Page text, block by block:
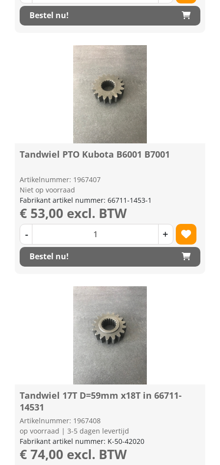
Bestel nu!
Tandwiel PTO Kubota B6001 B7001
Artikelnummer: 1967407
Niet op voorraad
Fabrikant artikel nummer: 66711-1453-1
€ 53,00 excl. BTW
- +
Bestel nu!
Tandwiel 17T D=59mm x18T in 66711-
14531
Artikelnummer: 1967408
op voorraad | 3-5 dagen levertijd
Fabrikant artikel nummer: K-50-42020
€ 74,00 excl. BTW